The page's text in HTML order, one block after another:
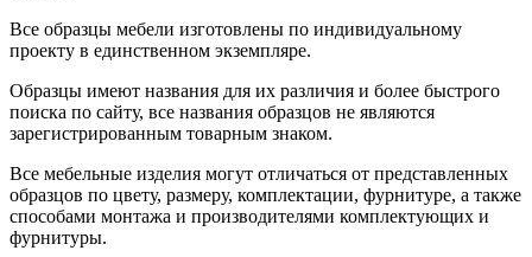
Все образцы мебели изготовлены по индивидуальному
проекту в единственном экземпляре.
Образцы имеют названия для их различия и более быстрого
поиска по сайту, все названия образцов не являются
зарегистрированным товарным знаком.
Все мебельные изделия могут отличаться от представленных
образцов по цвету, размеру, комплектации, фурнитуре, а также
способами монтажа и производителями комплектующих и
фурнитуры.